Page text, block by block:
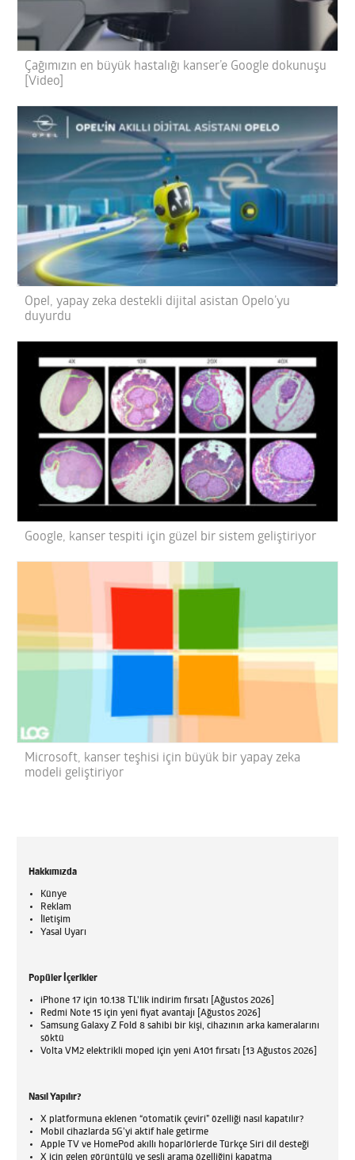
Çağımızın en büyük hastalığı kanser’e Google dokunuşu
[Video]
Opel, yapay zeka destekli dijital asistan Opelo’yu
duyurdu
Google, kanser tespiti için güzel bir sistem geliştiriyor
Microsoft, kanser teşhisi için büyük bir yapay zeka
modeli geliştiriyor
Hakkımızda
Künye
Reklam
İletişim
Yasal Uyarı
Popüler İçerikler
iPhone 17 için 10.138 TL'lik indirim fırsatı [Ağustos 2026]
Redmi Note 15 için yeni fiyat avantajı [Ağustos 2026]
Samsung Galaxy Z Fold 8 sahibi bir kişi, cihazının arka kameralarını
söktü
Volta VM2 elektrikli moped için yeni A101 fırsatı [13 Ağustos 2026]
Nasıl Yapılır?
X platformuna eklenen “otomatik çeviri” özelliği nasıl kapatılır?
Mobil cihazlarda 5G’yi aktif hale getirme
Apple TV ve HomePod akıllı hoparlörlerde Türkçe Siri dil desteği
X için gelen görüntülü ve sesli arama özelliğini kapatma